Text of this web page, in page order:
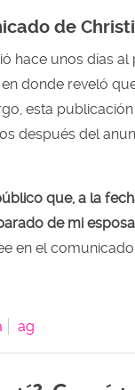
de
hace unos días al
donde reveló
esta
después del
que, a la
de mi
en el
ag